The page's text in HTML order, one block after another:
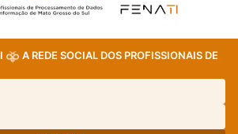
A REDE SOCIAL DOS PROFISSIONAIS DE